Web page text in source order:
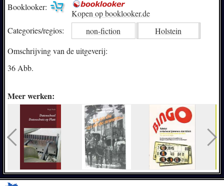
Booklooker:
Kopen op booklooker.de
Categories/regios: non-fiction
Holstein
Omschrijving van de uitgeverij:
36 Abb.
Meer werken: